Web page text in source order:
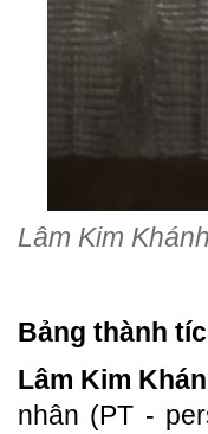
Lâm Kim
Bảng thành
Lâm Kim
nhân (PT -